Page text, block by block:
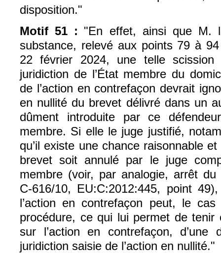
disposition."
Motif 51 : "En effet, ainsi que M.
substance, relevé aux points 79 à
22 février 2024, une telle scission
juridiction de l’État membre du
de l’action en contrefaçon devrait
en nullité du brevet délivré dans un
dûment introduite par ce
membre. Si elle le juge justifié,
qu’il existe une chance raisonnable
brevet soit annulé par le juge
membre (voir, par analogie, arrêt
C‑616/10, EU:C:2012:445, point
l’action en contrefaçon peut, le
procédure, ce qui lui permet de tenir
sur l’action en contrefaçon, d’une
juridiction saisie de l’action en nullité."